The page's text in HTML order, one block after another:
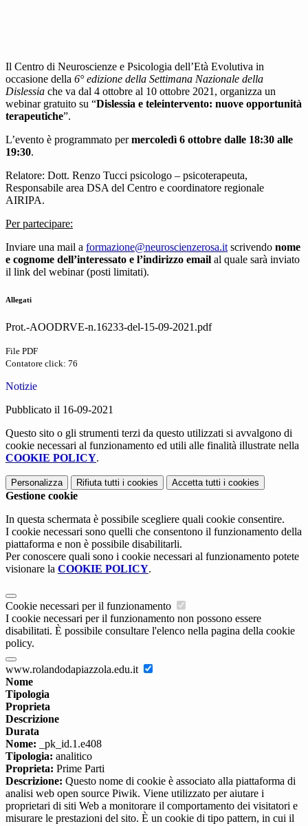
Il Centro di Neuroscienze e Psicologia dell’Età Evolutiva in
occasione della 6° edizione della Settimana Nazionale della
Dislessia che va dal 4 ottobre al 10 ottobre 2021, organizza un
webinar gratuito su “Dislessia e teleintervento: nuove opportunità
terapeutiche”.
L’evento è programmato per mercoledì 6 ottobre dalle 18:30 alle
19:30.
Relatore: Dott. Renzo Tucci psicologo – psicoterapeuta,
Responsabile area DSA del Centro e coordinatore regionale
AIRIPA.
Per partecipare:
Inviare una mail a formazione@neuroscienzerosa.it scrivendo nome
e cognome dell’interessato e l’indirizzo email al quale sarà inviato
il link del webinar (posti limitati).
Allegati
Prot.-AOODRVE-n.16233-del-15-09-2021.pdf
File PDF
Contatore click: 76
Notizie
Pubblicato il 16-09-2021
Questo sito o gli strumenti terzi da questo utilizzati si avvalgono di
cookie necessari al funzionamento ed utili alle finalità illustrate nella
COOKIE POLICY.
Personalizza Rifiuta tutti i cookies Accetta tutti i cookies
Gestione cookie
In questa schermata è possibile scegliere quali cookie consentire.
I cookie necessari sono quelli che consentono il funzionamento della
piattaforma e non è possibile disabilitarli.
Per conoscere quali sono i cookie necessari al funzionamento potete
visionare la COOKIE POLICY.
Cookie necessari per il funzionamento
I cookie necessari per il funzionamento non possono essere
disabilitati. È possibile consultare l'elenco nella pagina della cookie
policy.
www.rolandodapiazzola.edu.it
Nome
Tipologia
Proprieta
Descrizione
Durata
Nome: _pk_id.1.e408
Tipologia: analitico
Proprieta: Prime Parti
Descrizione: Questo nome di cookie è associato alla piattaforma di
analisi web open source Piwik. Viene utilizzato per aiutare i
proprietari di siti Web a monitorare il comportamento dei visitatori e
misurare le prestazioni del sito. È un cookie di tipo pattern, in cui il